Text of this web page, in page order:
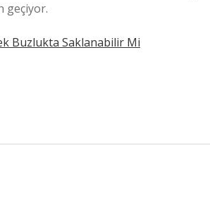
geçiyor.
Buzlukta Saklanabilir Mi